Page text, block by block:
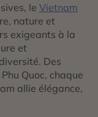
le Vietnam
nature et
exigeants à la
et
Des
Quoc, chaque
allie élégance,